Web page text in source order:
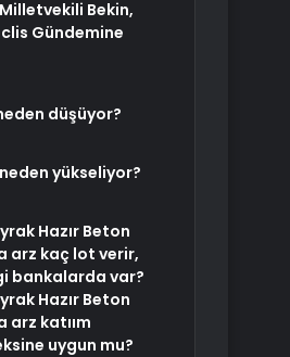
Bekin,
Gündemine
düşüyor?
yükseliyor?
Hazır Beton
arz kaç lot verir,
bankalarda var?
Hazır Beton
arz katıım
uygun mu?